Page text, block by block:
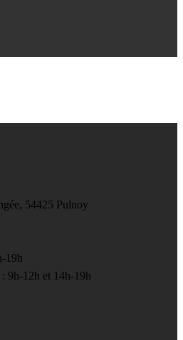
54425 Pulnoy
19h
9h-12h et 14h-19h